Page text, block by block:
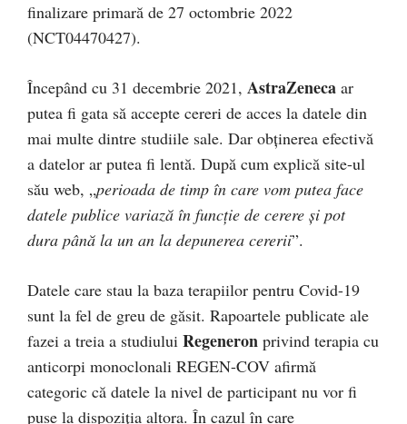
finalizare primară de 27 octombrie 2022
(NCT04470427).
Începând cu 31 decembrie 2021, AstraZeneca ar
putea fi gata să accepte cereri de acces la datele din
mai multe dintre studiile sale. Dar obținerea efectivă
a datelor ar putea fi lentă. După cum explică site-ul
său web, „perioada de timp în care vom putea face
datele publice variază în funcție de cerere și pot
dura până la un an la depunerea cererii”.
Datele care stau la baza terapiilor pentru Covid-19
sunt la fel de greu de găsit. Rapoartele publicate ale
fazei a treia a studiului Regeneron privind terapia cu
anticorpi monoclonali REGEN-COV afirmă
categoric că datele la nivel de participant nu vor fi
puse la dispoziția altora. În cazul în care